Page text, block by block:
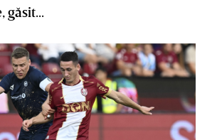
găsit...